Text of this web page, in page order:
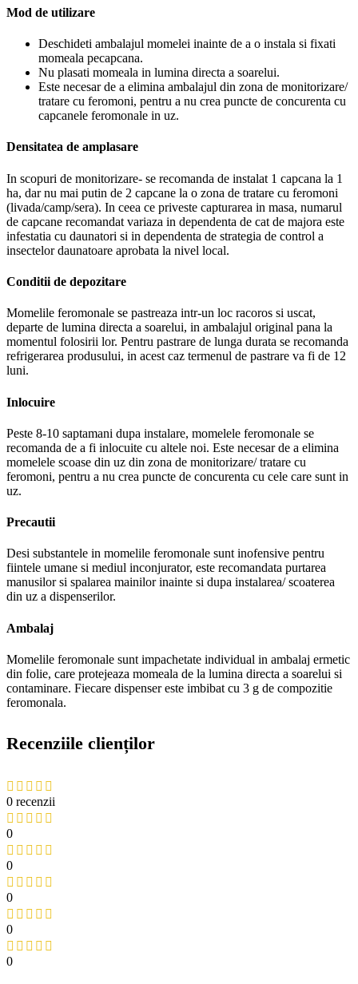
Mod de utilizare
Deschideti ambalajul momelei inainte de a o instala si fixati
momeala pecapcana.
Nu plasati momeala in lumina directa a soarelui.
Este necesar de a elimina ambalajul din zona de monitorizare/
tratare cu feromoni, pentru a nu crea puncte de concurenta cu
capcanele feromonale in uz.
Densitatea de amplasare
In scopuri de monitorizare- se recomanda de instalat 1 capcana la 1
ha, dar nu mai putin de 2 capcane la o zona de tratare cu feromoni
(livada/camp/sera). In ceea ce priveste capturarea in masa, numarul
de capcane recomandat variaza in dependenta de cat de majora este
infestatia cu daunatori si in dependenta de strategia de control a
insectelor daunatoare aprobata la nivel local.
Conditii de depozitare
Momelile feromonale se pastreaza intr-un loc racoros si uscat,
departe de lumina directa a soarelui, in ambalajul original pana la
momentul folosirii lor. Pentru pastrare de lunga durata se recomanda
refrigerarea produsului, in acest caz termenul de pastrare va fi de 12
luni.
Inlocuire
Peste 8-10 saptamani dupa instalare, momelele feromonale se
recomanda de a fi inlocuite cu altele noi. Este necesar de a elimina
momelele scoase din uz din zona de monitorizare/ tratare cu
feromoni, pentru a nu crea puncte de concurenta cu cele care sunt in
uz.
Precautii
Desi substantele in momelile feromonale sunt inofensive pentru
fiintele umane si mediul inconjurator, este recomandata purtarea
manusilor si spalarea mainilor inainte si dupa instalarea/ scoaterea
din uz a dispenserilor.
Ambalaj
Momelile feromonale sunt impachetate individual in ambalaj ermetic
din folie, care protejeaza momeala de la lumina directa a soarelui si
contaminare. Fiecare dispenser este imbibat cu 3 g de compozitie
feromonala.
Recenziile clienților
0 recenzii
0
0
0
0
0